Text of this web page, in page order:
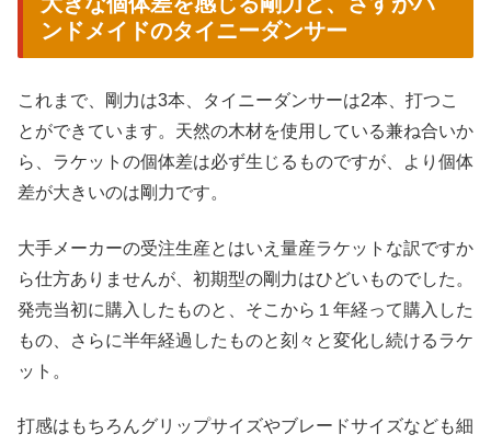
ンドメイドのタイニーダンサー
これまで、剛力は3本、タイニーダンサーは2本、打つこ
とができています。天然の木材を使用している兼ね合いか
ら、ラケットの個体差は必ず生じるものですが、より個体
差が大きいのは剛力です。
大手メーカーの受注生産とはいえ量産ラケットな訳ですか
ら仕方ありませんが、初期型の剛力はひどいものでした。
発売当初に購入したものと、そこから１年経って購入した
もの、さらに半年経過したものと刻々と変化し続けるラケ
ット。
打感はもちろんグリップサイズやブレードサイズなども細